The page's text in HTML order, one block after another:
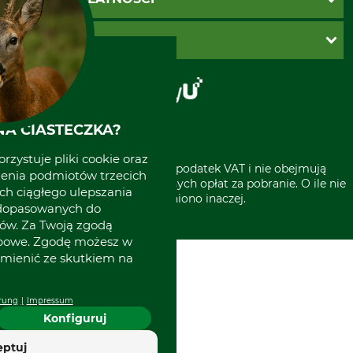
Zwroty
Reklamacje
Regulamin sklepu
Klauzula RODO
Odstąpienie od zamówienia
PayU
Za pobraniem (z dopłatą)
Polecenie zapłaty SEPA
O GRUBE
Sklep stacjonarny
Kontakt
Grube w Europie
* Wszystkie ceny zawierają podatek VAT i nie obejmują
kosztów wysyłki lub ewentualnych opłat za pobranie. O ile nie
wyszczególniono inaczej.
CIASTECZKA?
pliki cookie oraz
podmiotów trzecich
ciągłego ulepszania
do
Za Twoją zgodą
Zgodę możesz w
ze skutkiem na
Impressum
Konfiguruj